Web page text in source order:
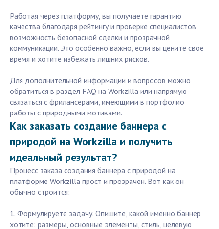
Работая через платформу, вы получаете гарантию
качества благодаря рейтингу и проверке специалистов,
возможность безопасной сделки и прозрачной
коммуникации. Это особенно важно, если вы цените своё
время и хотите избежать лишних рисков.
Для дополнительной информации и вопросов можно
обратиться в раздел FAQ на Workzilla или напрямую
связаться с фрилансерами, имеющими в портфолио
работы с природными мотивами.
Как заказать создание баннера с
природой на Workzilla и получить
идеальный результат?
Процесс заказа создания баннера с природой на
платформе Workzilla прост и прозрачен. Вот как он
обычно строится:
1. Формулируете задачу. Опишите, какой именно баннер
хотите: размеры, основные элементы, стиль, целевую